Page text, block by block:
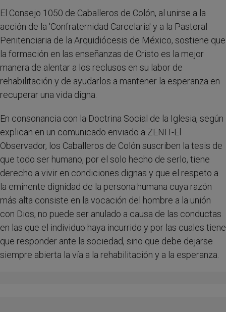
El Consejo 1050 de Caballeros de Colón, al unirse a la
acción de la 'Confraternidad Carcelaria' y a la Pastoral
Penitenciaria de la Arquidiócesis de México, sostiene que
la formación en las enseñanzas de Cristo es la mejor
manera de alentar a los reclusos en su labor de
rehabilitación y de ayudarlos a mantener la esperanza en
recuperar una vida digna.
En consonancia con la Doctrina Social de la Iglesia, según
explican en un comunicado enviado a ZENIT-El
Observador, los Caballeros de Colón suscriben la tesis de
que todo ser humano, por el solo hecho de serlo, tiene
derecho a vivir en condiciones dignas y que el respeto a
la eminente dignidad de la persona humana cuya razón
más alta consiste en la vocación del hombre a la unión
con Dios, no puede ser anulado a causa de las conductas
en las que el individuo haya incurrido y por las cuales tiene
que responder ante la sociedad, sino que debe dejarse
siempre abierta la vía a la rehabilitación y a la esperanza.